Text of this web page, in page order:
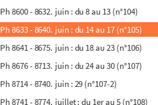
Ph 8600 - 8632. juin : du 8 au 13 (n°104)
Ph 8633 - 8640. juin : du 14 au 17 (n°105)
Ph 8641 - 8675. juin : du 18 au 23 (n°106)
Ph 8676 - 8713. juin : du 24 au 30 (n°107)
Ph 8714 - 8740. juin : 29 (n°107-2)
Ph 8741 - 8774. juillet : du 1er au 5 (n°108)